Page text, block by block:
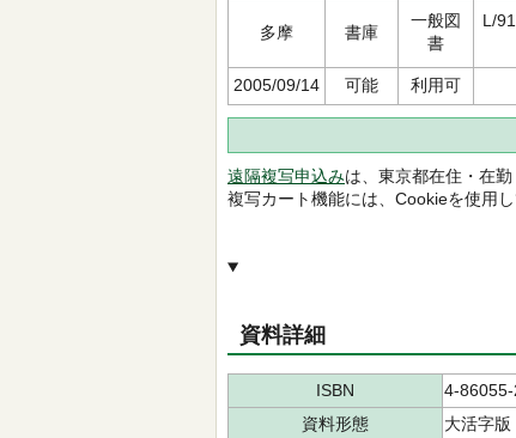
多摩 書庫
一般図
書
L/
2005/09/14 可能 利用可
遠隔複写申込みは、東京都在住・在
複写カート機能には、Cookieを使用
資料詳細
ISBN
4-86055-
資料形態
大活字版